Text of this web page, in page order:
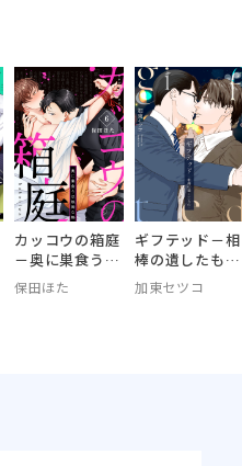
カッコウの箱庭
－奥に巣食うは
執拗な熱－
保田ほた
ギフテッド－相
棒の遺したもの
－【電子単行本
版おまけ付き】
加東セツコ